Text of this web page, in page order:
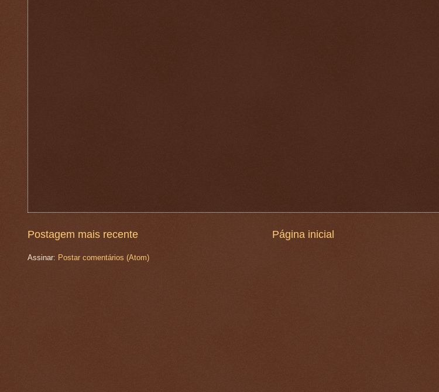
Postagem mais recente Página inicial
Assinar: Postar comentários (Atom)